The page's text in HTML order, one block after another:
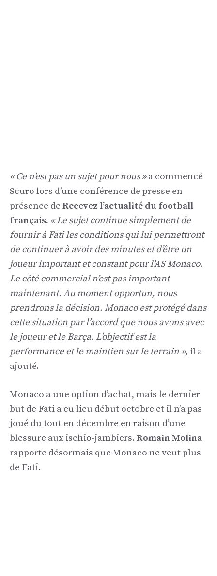
« Ce n’est pas un sujet pour nous »a commencé
Scuro lors d’une conférence de presse en
présence de Recevez l’actualité du football
français. « Le sujet continue simplement de
fournir à Fati les conditions qui lui permettront
de continuer à avoir des minutes et d’être un
joueur important et constant pour l’AS Monaco.
Le côté commercial n’est pas important
maintenant. Au moment opportun, nous
prendrons la décision. Monaco est protégé dans
cette situation par l’accord que nous avons avec
le joueur et le Barça. L’objectif est la
performance et le maintien sur le terrain », il a
ajouté.
Monaco a une option d’achat, mais le dernier
but de Fati a eu lieu début octobre et il n’a pas
joué du tout en décembre en raison d’une
blessure aux ischio-jambiers. Romain Molina
rapporte désormais que Monaco ne veut plus
de Fati.